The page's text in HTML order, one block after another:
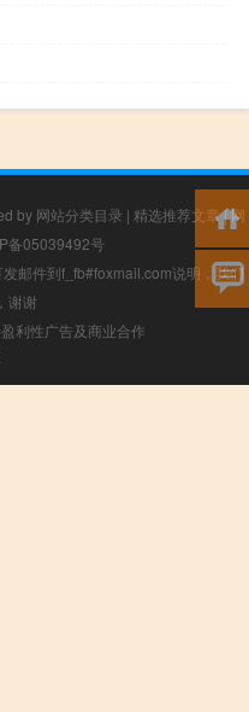
by 网站分类目录 | 精选推荐文章|网
备05039492号
邮件到f_fb#foxmail.com说明，我们
谢谢
利性广告及商业合作